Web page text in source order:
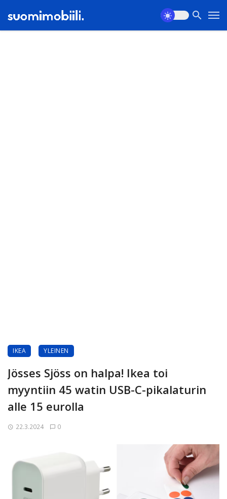
IKEA YLEINEN
Jösses Sjöss on halpa! Ikea toi
myyntiin 45 watin USB-C-pikalaturin
alle 15 eurolla
22.3.2024 0